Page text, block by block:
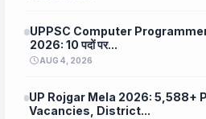
UPPSC Computer
2026: 10 पदों पर...
AUG 4, 2026
UP Rojgar Mela 2026: 5,588+
Vacancies, District...